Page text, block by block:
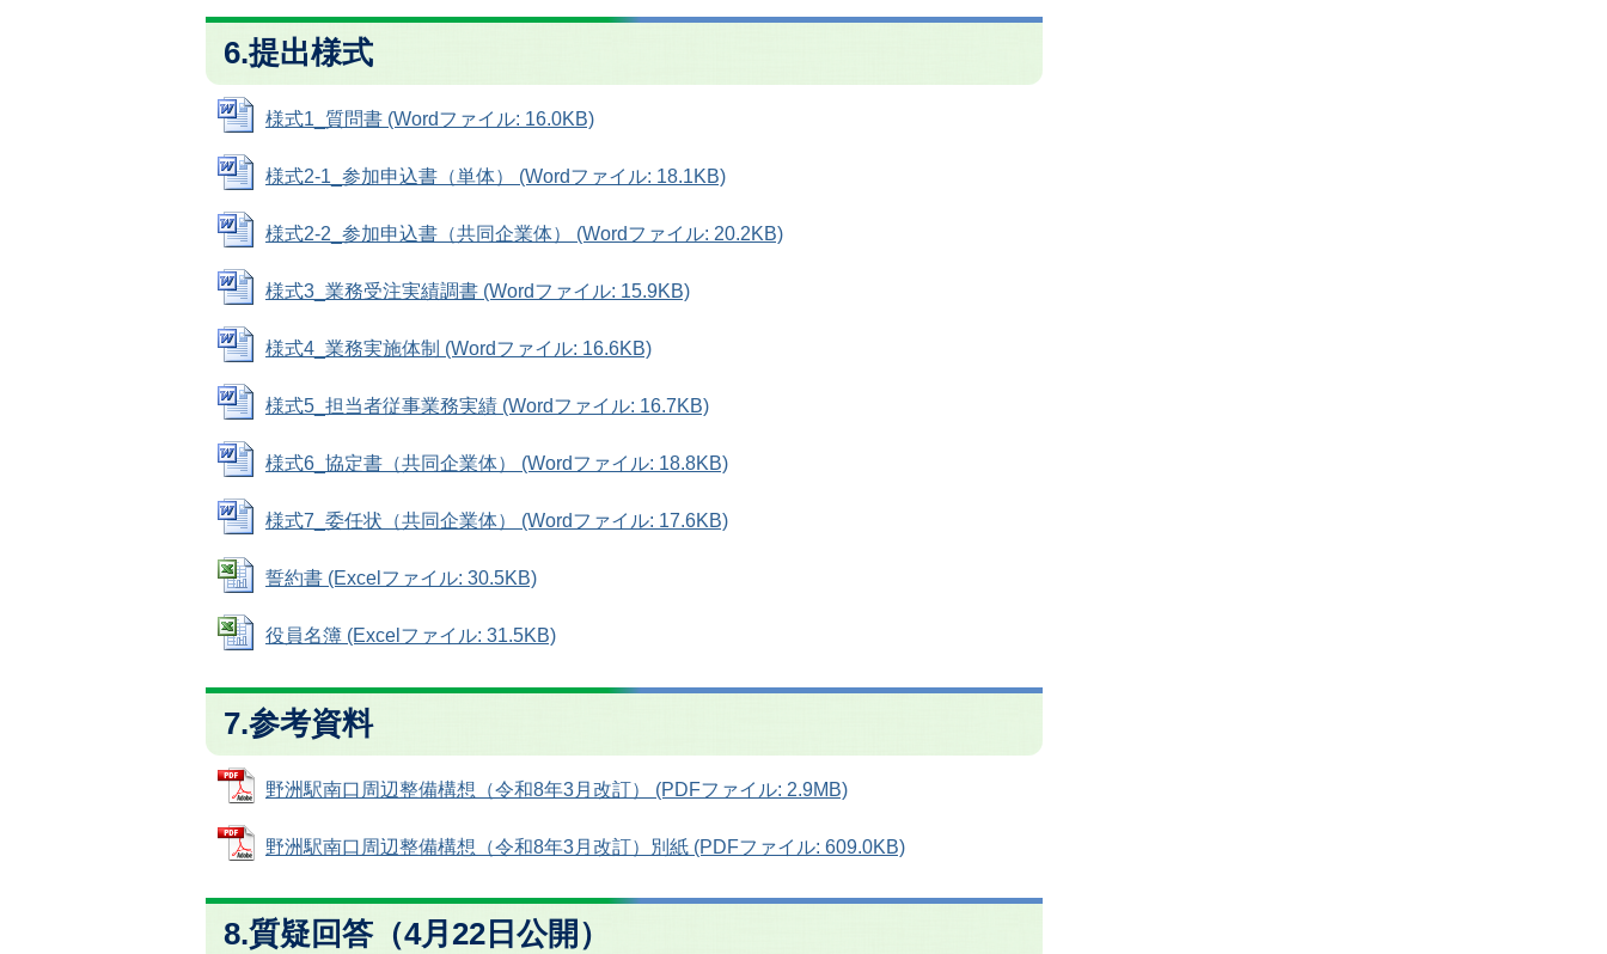
6.提出様式
様式1_質問書 (Wordファイル: 16.0KB)
様式2-1_参加申込書（単体） (Wordファイル: 18.1KB)
様式2-2_参加申込書（共同企業体） (Wordファイル: 20.2KB)
様式3_業務受注実績調書 (Wordファイル: 15.9KB)
様式4_業務実施体制 (Wordファイル: 16.6KB)
様式5_担当者従事業務実績 (Wordファイル: 16.7KB)
様式6_協定書（共同企業体） (Wordファイル: 18.8KB)
様式7_委任状（共同企業体） (Wordファイル: 17.6KB)
誓約書 (Excelファイル: 30.5KB)
役員名簿 (Excelファイル: 31.5KB)
7.参考資料
野洲駅南口周辺整備構想（令和8年3月改訂） (PDFファイル: 2.9MB)
野洲駅南口周辺整備構想（令和8年3月改訂）別紙 (PDFファイル: 609.0KB)
8.質疑回答（4月22日公開）